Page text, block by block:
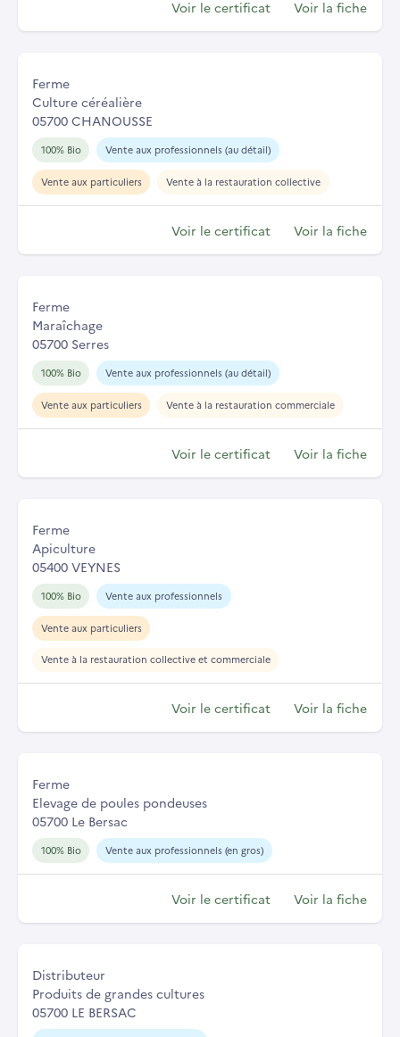
Voir le certificat Voir la fiche
Ferme
Culture céréalière
05700 CHANOUSSE
100% Bio Vente aux professionnels (au détail)
Vente aux particuliers Vente à la restauration collective
Voir le certificat Voir la fiche
Ferme
Maraîchage
05700 Serres
100% Bio Vente aux professionnels (au détail)
Vente aux particuliers Vente à la restauration commerciale
Voir le certificat Voir la fiche
Ferme
Apiculture
05400 VEYNES
100% Bio Vente aux professionnels
Vente aux particuliers
Vente à la restauration collective et commerciale
Voir le certificat Voir la fiche
Ferme
Elevage de poules pondeuses
05700 Le Bersac
100% Bio Vente aux professionnels (en gros)
Voir le certificat Voir la fiche
Distributeur
Produits de grandes cultures
05700 LE BERSAC